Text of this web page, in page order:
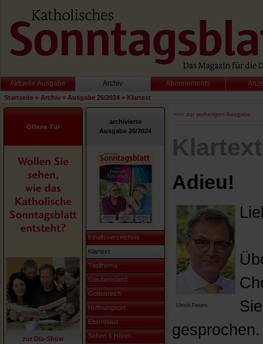
Aktuelle Ausgabe Archiv Abonnements
Startseite » Archiv » Ausgabe 26/2024 » Klartext
Offene Tür
zur Dia-Show
archivierte
Ausgabe 26/2024
Inhaltsverzeichnis
Klartext
Titelthema
Glaubensland
Gottesreich
Hoffnungsort
Elternhaus
Sehen & Hören
<<< zur vorherigen Ausgabe
Klartext
Adieu!
Ulrich Peters